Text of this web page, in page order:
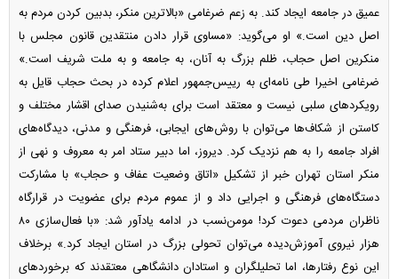
عمیق در جامعه ایجاد کند. به زعم ضرغامی «بالاترین منکر، بدبین کردن مردم به
اصل دین است.» او می‌گوید: «مساوی قرار دادن منتقدین قانون مجلس با
منکرین اصل حجاب، ظلم بزرگ به آنان، به جامعه و به ملت شریف است.»
ضرغامی اخیرا طی نامه‌ای به رییس‌جمهور اعلام کرده در بحث حجاب قایل به
رویکرد‌های سلبی نیست و معتقد است برای به‌شنیدن صدای اقشار مختلف و
کاستن از شکاف‌ها می‌توان با روش‌های ایجابی، فرهنگی و مدنی، دیدگاه‌های
افراد جامعه را به هم نزدیک کرد. دیروز، اما دبیر ستاد امر به معروف و نهی از
منکر استان تهران خبر از تشکیل «اتاق وضعیت عفاف و حجاب» با مشارکت
دستگاه‌های فرهنگی و اجرایی داد و از عموم مردم برای عضویت در قرارگاه
ناظران مردمی دعوت کرد! مومن‌نسب در ادامه یادآور شد: «با فعال‌سازی ۸۰
هزار نیروی آموزش‌دیده می‌توان تحولی بزرگ در استان ایجاد کرد.» برخلاف
این نوع رفتارها، اما تحلیلگران و استادان دانشگاهی معتقدند که برخورد‌های